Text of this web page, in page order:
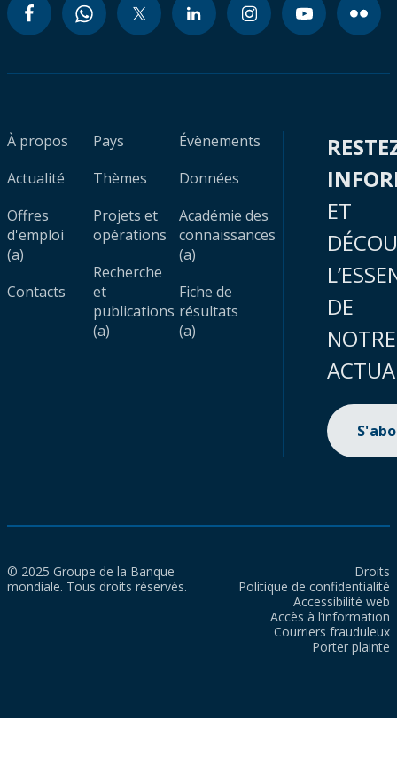
À propos
Actualité
Offres
d'emploi
(a)
Contacts
Pays
Thèmes
Projets et
opérations
Recherche
et
publications
(a)
Évènements
Données
Académie des
connaissances
(a)
Fiche de
résultats
(a)
ET
DE
NOTRE
© 2025 Groupe de la Banque
mondiale. Tous droits réservés.
Droits
Politique de confidentialité
Accessibilité web
Accès à l’information
Courriers frauduleux
Porter plainte